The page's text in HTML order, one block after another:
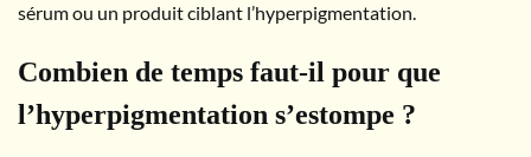
sérum ou un produit ciblant l’hyperpigmentation.
Combien de temps faut-il pour que
l’hyperpigmentation s’estompe ?